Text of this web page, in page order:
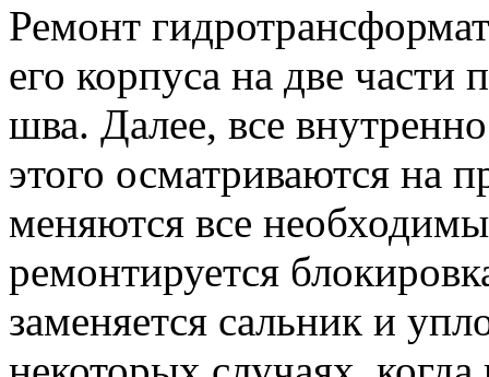
Ремонт
его корпуса на две части
шва. Далее, все
этого осматриваются на
меняются все
ремонтируется
заменяется сальник и